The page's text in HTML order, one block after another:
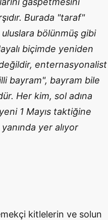
Burada "taraf"
uluslara bölünmüş gibi
biçimde yeniden
enternasyonalist
bayram", bayram bile
Her kim, sol adına
1 Mayıs taktiğine
yer alıyor
kitlelerin ve solun